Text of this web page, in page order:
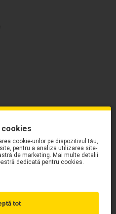
cookie-urilor pe dispozitivul tău,
pentru a analiza utilizarea site-
de marketing. Mai multe detalii
dedicată pentru cookies.
tot